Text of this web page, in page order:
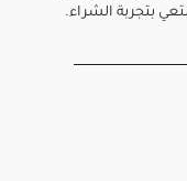
بتجربة الشراء.